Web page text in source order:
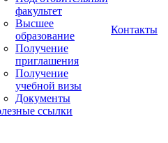
факультет
Высшее
образование
Получение
приглашения
Получение
учебной визы
Документы
ссылки
Контакты